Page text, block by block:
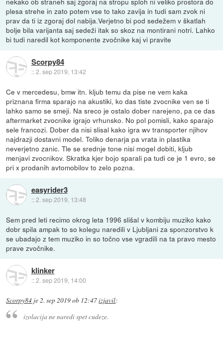
plesa strehe in zato potem vse to tako zavija in tudi sam zvok ni
prav da ti iz zgoraj dol nabija.Verjetno bi pod sedežem v škatlah
bolje bila varijanta saj sedeži itak so skoz na montirani notri. Lahko
bi tudi naredil kot komponente zvočnike kaj vi pravite
Scorpy84
::2. sep 2019, 13:42
Ce v mercedesu, bmw itn. kljub temu da pise ne vem kaka
priznana firma sparajo na akustiki, ko das tiste zvocnike ven se ti
lahko samo se smeji. Na sreco je ostalo dober narejeno, pa ce das
aftermarket zvocnike igrajo vrhunsko. No pol pomisli, kako sparajo
sele francozi. Dober da nisi slisal kako igra wv transporter njihov
najdrazji dostavni model. Toliko denarja pa vrata in plastika
neverjetno zanic. Tle se srednje tone nisi mogel dobiti, kljub
menjavi zvocnikov. Skratka kjer bojo sparali pa tudi ce je 1 evro, se
pri x prodanih avtomobilov to zelo pozna.
easyrider3
::2. sep 2019, 13:48
Sem pred leti recimo okrog leta 1996 slišal v kombiju muziko kako
dobr spila ampak to so kolegu naredili v Ljubljani za sponzorstvo k
se ubadajo z tem muziko in so točno vse vgradili na ta pravo mesto
prave zvočnike.
klinker
::2. sep 2019, 14:00
Scorpy84 je2. sep 2019 ob 12:47izjavil:
izolacija ne naredi spet cudeze.